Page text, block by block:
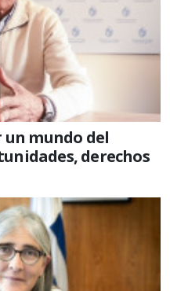
un mundo del
derechos